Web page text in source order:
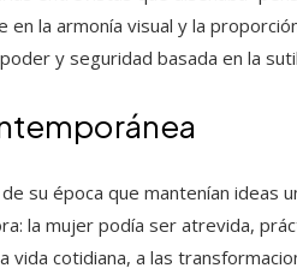
en la armonía visual y la
y seguridad basada en la
su época que mantenían ideas
la mujer podía ser atrevida,
vida cotidiana, a las